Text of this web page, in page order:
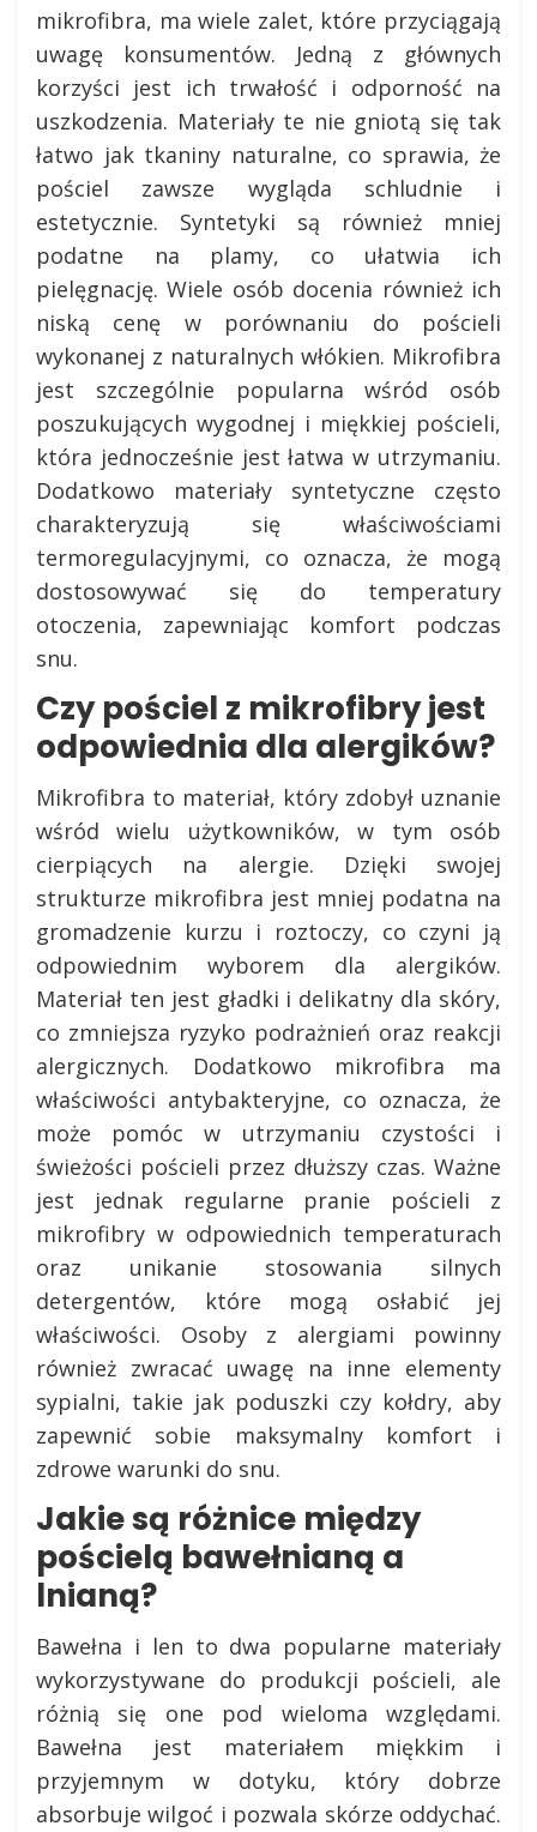
mikrofibra, ma wiele zalet, które przyciągają
uwagę konsumentów. Jedną z głównych
korzyści jest ich trwałość i odporność na
uszkodzenia. Materiały te nie gniotą się tak
łatwo jak tkaniny naturalne, co sprawia, że
pościel zawsze wygląda schludnie i
estetycznie. Syntetyki są również mniej
podatne na plamy, co ułatwia ich
pielęgnację. Wiele osób docenia również ich
niską cenę w porównaniu do pościeli
wykonanej z naturalnych włókien. Mikrofibra
jest szczególnie popularna wśród osób
poszukujących wygodnej i miękkiej pościeli,
która jednocześnie jest łatwa w utrzymaniu.
Dodatkowo materiały syntetyczne często
charakteryzują się właściwościami
termoregulacyjnymi, co oznacza, że mogą
dostosowywać się do temperatury
otoczenia, zapewniając komfort podczas
snu.
Czy pościel z mikrofibry jest
odpowiednia dla alergików?
Mikrofibra to materiał, który zdobył uznanie
wśród wielu użytkowników, w tym osób
cierpiących na alergie. Dzięki swojej
strukturze mikrofibra jest mniej podatna na
gromadzenie kurzu i roztoczy, co czyni ją
odpowiednim wyborem dla alergików.
Materiał ten jest gładki i delikatny dla skóry,
co zmniejsza ryzyko podrażnień oraz reakcji
alergicznych. Dodatkowo mikrofibra ma
właściwości antybakteryjne, co oznacza, że
może pomóc w utrzymaniu czystości i
świeżości pościeli przez dłuższy czas. Ważne
jest jednak regularne pranie pościeli z
mikrofibry w odpowiednich temperaturach
oraz unikanie stosowania silnych
detergentów, które mogą osłabić jej
właściwości. Osoby z alergiami powinny
również zwracać uwagę na inne elementy
sypialni, takie jak poduszki czy kołdry, aby
zapewnić sobie maksymalny komfort i
zdrowe warunki do snu.
Jakie są różnice między
pościelą bawełnianą a
lnianą?
Bawełna i len to dwa popularne materiały
wykorzystywane do produkcji pościeli, ale
różnią się one pod wieloma względami.
Bawełna jest materiałem miękkim i
przyjemnym w dotyku, który dobrze
absorbuje wilgoć i pozwala skórze oddychać.